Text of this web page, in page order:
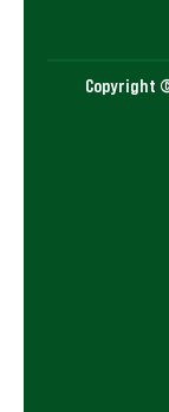
Copyright